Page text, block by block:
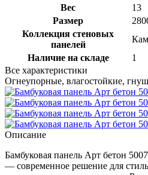
Вес
13
Размер
Коллекция стеновых
панелей
Наличие на складе
1
Все характеристики
Огнеупорные, влагостойкие,
Описание
Бамбуковая панель Арт бетон
— современное решение для